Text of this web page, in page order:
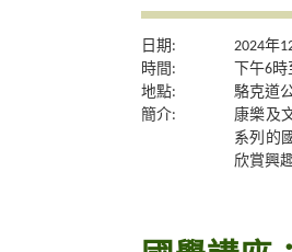
日期:
2024年
時間:
下午6
地點:
駱克道
簡介:
康樂及
系列的
欣賞興